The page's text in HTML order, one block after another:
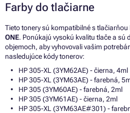
Farby do tlačiarne
Tieto tonery sú kompatibilné s tlačiarňou
ONE. Ponúkajú vysokú kvalitu tlače a sú
objemoch, aby vyhovovali vašim
nasledujúce kódy tonerov:
HP 305-XL (3YM62AE) - čierna, 4ml
HP 305-XL (3YM63AE) - farebná,
HP 305 (3YM60AE) - farebná, 2ml
HP 305 (3YM61AE) - čierna, 2ml
HP 305-XL (3YM63AE#301) -